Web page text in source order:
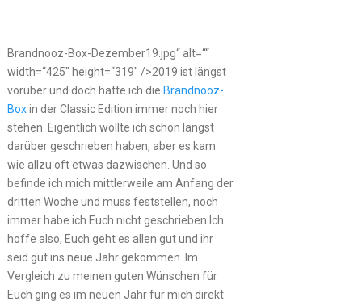
Brandnooz-Box-Dezember19.jpg“ alt=““
width=“425″ height=“319″ />2019 ist längst
vorüber und doch hatte ich die Brandnooz-
Boxin der Classic Edition immer noch hier
stehen. Eigentlich wollte ich schon längst
darüber geschrieben haben, aber es kam
wie allzu oft etwas dazwischen. Und so
befinde ich mich mittlerweile am Anfang der
dritten Woche und muss feststellen, noch
immer habe ich Euch nicht geschrieben.Ich
hoffe also, Euch geht es allen gut und ihr
seid gut ins neue Jahr gekommen. Im
Vergleich zu meinen guten Wünschen für
Euch ging es im neuen Jahr für mich direkt